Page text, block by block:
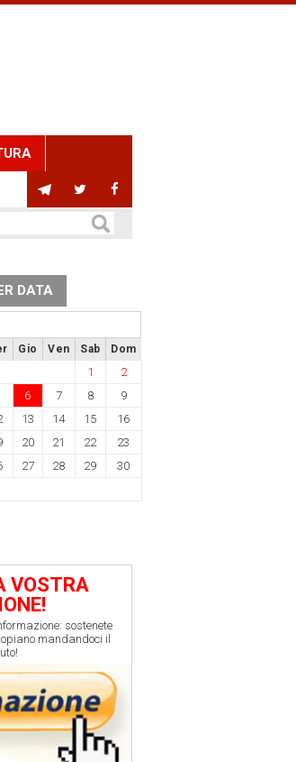
DATA
Gio Ven Sab Dom
1
2
6 7 8
9
13 14 15
16
20 21 22
23
27 28 29
30
VOSTRA
sostenete
mandandoci il